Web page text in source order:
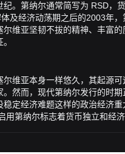
解更多 Gracy 相关信息
纪。第纳尔通常简写为 RSD，
及经济动荡期之后的2003年，
尔维亚坚韧不拔的精神、丰富
尔维亚本身一样悠久，其起源可
。然而，现代第纳尔发行的时期
稳定经济难题这样的政治经济重
用第纳尔标志着货币独立和经